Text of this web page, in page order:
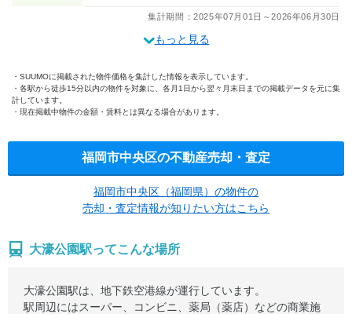
集計期間：2025年07月01日～2026年06月30日
もっと見る
SUUMOに掲載された物件価格を集計した情報を表示しています。
各駅から徒歩15分以内の物件を対象に、各月1日から翌々月末日までの掲載データを元に集
計しています。
現在掲載中物件の金額・賃料とは異なる場合があります。
福岡市中央区の不動産売却・査定
福岡市中央区（福岡県）の物件の
売却・査定情報が知りたい方はこちら
大濠公園駅ってこんな場所
大濠公園駅は、地下鉄空港線が運行しています。
駅周辺にはスーパー、コンビニ、薬局（薬店）などの商業施